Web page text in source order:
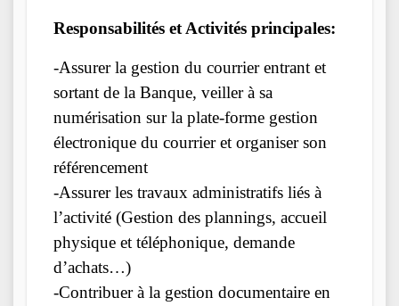
Responsabilités et Activités principales:
-Assurer la gestion du courrier entrant et
sortant de la Banque, veiller à sa
numérisation sur la plate-forme gestion
électronique du courrier et organiser son
référencement
-Assurer les travaux administratifs liés à
l’activité (Gestion des plannings, accueil
physique et téléphonique, demande
d’achats…)
-Contribuer à la gestion documentaire en